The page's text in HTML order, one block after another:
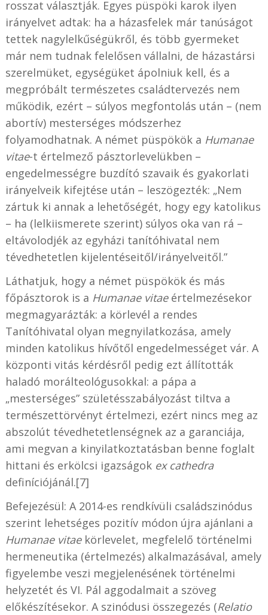
rosszat választják. Egyes püspöki karok ilyen
irányelvet adtak: ha a házasfelek már tanúságot
tettek nagylelkűségükről, és több gyermeket
már nem tudnak felelősen vállalni, de házastársi
szerelmüket, egységüket ápolniuk kell, és a
megpróbált természetes családtervezés nem
működik, ezért – súlyos megfontolás után – (nem
abortív) mesterséges módszerhez
folyamodhatnak. A német püspökök a Humanae
vitae-t értelmező pásztorlevelükben –
engedelmességre buzdító szavaik és gyakorlati
irányelveik kifejtése után – leszögezték: „Nem
zártuk ki annak a lehetőségét, hogy egy katolikus
– ha (lelkiismerete szerint) súlyos oka van rá –
eltávolodjék az egyházi tanítóhivatal nem
tévedhetetlen kijelentéseitől/irányelveitől.”
Láthatjuk, hogy a német püspökök és más
főpásztorok is a Humanae vitaeértelmezésekor
megmagyarázták: a körlevél a rendes
Tanítóhivatal olyan megnyilatkozása, amely
minden katolikus hívőtől engedelmességet vár. A
központi vitás kérdésről pedig ezt állították
haladó morálteológusokkal: a pápa a
„mesterséges” születésszabályozást tiltva a
természettörvényt értelmezi, ezért nincs meg az
abszolút tévedhetetlenségnek az a garanciája,
ami megvan a kinyilatkoztatásban benne foglalt
hittani és erkölcsi igazságok ex cathedra
definíciójánál.[7]
Befejezésül: A 2014-es rendkívüli családszinódus
szerint lehetséges pozitív módon újra ajánlani a
Humanae vitaekörlevelet, megfelelő történelmi
hermeneutika (értelmezés) alkalmazásával, amely
figyelembe veszi megjelenésének történelmi
helyzetét és VI. Pál aggodalmait a szöveg
előkészítésekor. A szinódusi összegezés (Relatio